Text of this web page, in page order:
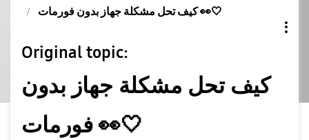
كيف تحل مشكلة جهاز بدون فورمات 👀🤍
Original topic:
كيف تحل مشكلة جهاز بدون
فورمات 👀🤍